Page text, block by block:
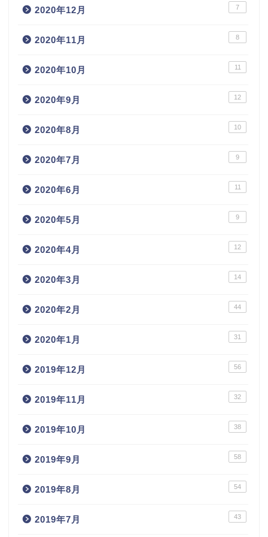
2020年12月 7
2020年11月 8
2020年10月 11
2020年9月 12
2020年8月 10
2020年7月 9
2020年6月 11
2020年5月 9
2020年4月 12
2020年3月 14
2020年2月 44
2020年1月 31
2019年12月 56
2019年11月 32
2019年10月 38
2019年9月 58
2019年8月 54
2019年7月 43